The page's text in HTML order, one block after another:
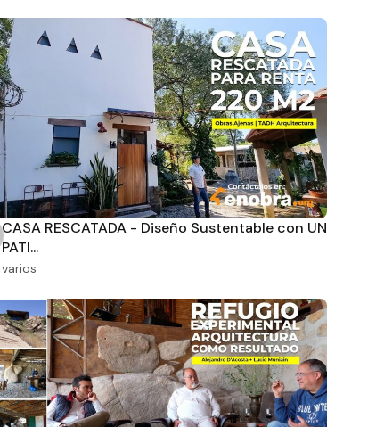
CASA RESCATADA - Diseño Sustentable con UN
PATI...
varios